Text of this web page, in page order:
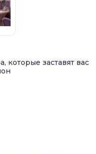
заставят вас